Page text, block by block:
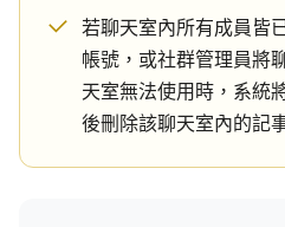
若聊天室內所有成員皆
帳號，或社群管理員將
天室無法使用時，系統
後刪除該聊天室內的記